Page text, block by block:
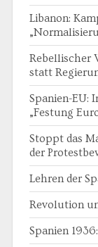
Libanon:
Rebellischer
statt
Spanien-EU:
„Festung
Stoppt das
der
Lehren der
Revolution
Spanien